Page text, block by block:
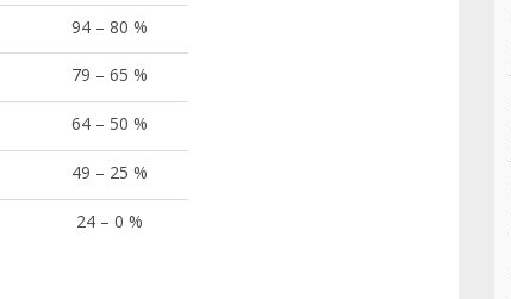
94 – 80 %
79 – 65 %
64 – 50 %
49 – 25 %
24 – 0 %